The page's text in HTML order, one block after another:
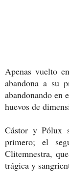
Apenas vuelto
abandona a su
abandonando en
huevos de
Cástor y Pólux
primero; el
Clitemnestra,
trágica y